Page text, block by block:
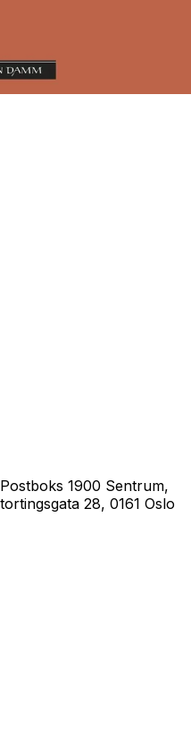
Postboks 1900 Sentrum,
28, 0161 Oslo